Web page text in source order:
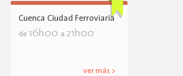
Cuenca Ciudad Ferroviaria
de 16h00 a 21h00
ver más >